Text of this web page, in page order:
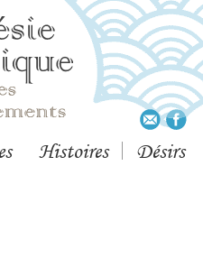
Histoires Désirs